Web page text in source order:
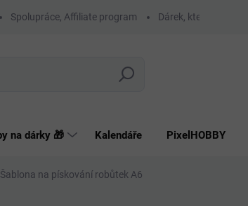
Spolupráce, Affiliate program Dárek, který má smysl
Hledat
na dárky 🎁 Kalendáře PixelHOBBY
Šablona na pískování robůtek A6